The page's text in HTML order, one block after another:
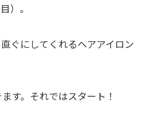
）。
ぐにしてくれるヘアアイロン
す。それではスタート！